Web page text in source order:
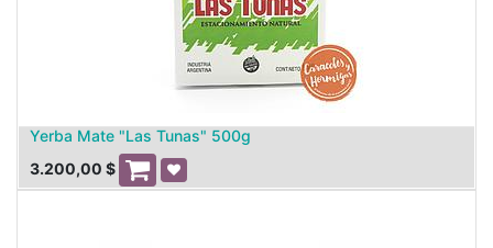
Yerba Mate "Las Tunas" 500g
3.200,00 $